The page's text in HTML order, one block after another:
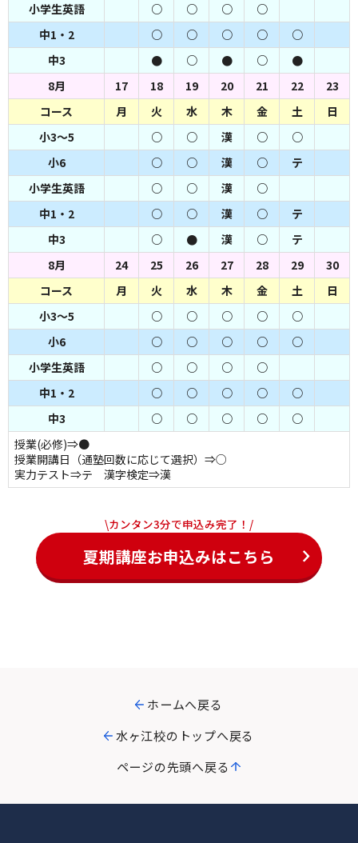
小学生英語
○ ○ ○
○
中1・2
○ ○ ○ ○
○
中3
● ○ ● ○
●
8月
17 18 19 20 21 22
23
コース
月 火 水 木 金 土
日
小3～5
○ ○ 漢 ○
○
小6
○ ○ 漢 ○
テ
小学生英語
○ ○ 漢
○
中1・2
○ ○ 漢 ○
テ
中3
○ ● 漢 ○
テ
8月
24 25 26 27 28 29
30
コース
月 火 水 木 金 土
日
小3～5
○ ○ ○ ○
○
小6
○ ○ ○ ○
○
小学生英語
○ ○ ○
○
中1・2
○ ○ ○ ○
○
中3
○ ○ ○ ○
○
授業(必修)⇒●
授業開講日（通塾回数に応じて選択）⇒○
実力テスト⇒テ 漢字検定⇒漢
\カンタン3分で申込み完了！/
夏期講座お申込みはこちら
水ヶ江校のトップへ戻る
ホームへ戻る
ページの先頭へ戻る